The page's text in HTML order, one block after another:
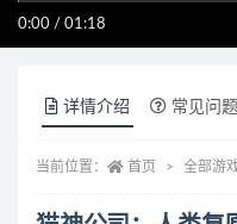
0:00 / 01:18
详情介绍 常见问题
当前位置： 首页 全部游